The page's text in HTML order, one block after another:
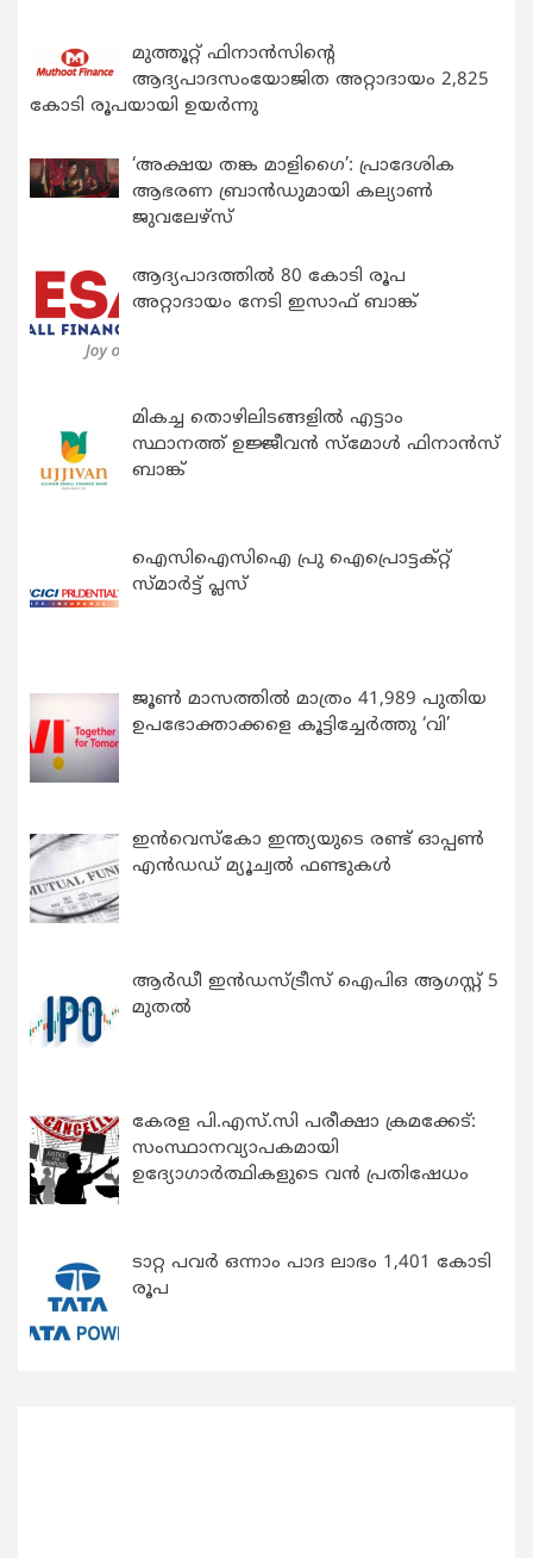
മുത്തൂറ്റ് ഫിനാൻസിന്റെ
ആദ്യപാദസംയോജിത അറ്റാദായം 2,825
കോടി രൂപയായി ഉയർന്നു
‘അക്ഷയ തങ്ക മാളിഗൈ’: പ്രാദേശിക
ആഭരണ ബ്രാന്‍ഡുമായി കല്യാണ്‍
ജുവലേഴ്‌സ്
ആദ്യപാദത്തിൽ 80 കോടി രൂപ
അറ്റാദായം നേടി ഇസാഫ് ബാങ്ക്
മികച്ച തൊഴിലിടങ്ങളിൽ എട്ടാം
സ്ഥാനത്ത് ഉജ്ജീവൻ സ്മോൾ ഫിനാൻസ്
ബാങ്ക്
ഐസിഐസിഐ പ്രു ഐപ്രൊട്ടക്റ്റ്
സ്മാർട്ട് പ്ലസ്
ജൂൺ മാസത്തിൽ മാത്രം 41,989 പുതിയ
ഉപഭോക്താക്കളെ കൂട്ടിച്ചേർത്തു ‘വി’
ഇന്‍വെസ്കോ ഇന്ത്യയുടെ രണ്ട് ഓപ്പണ്‍
എന്‍ഡഡ് മ്യൂച്വല്‍ ഫണ്ടുകള്‍
ആർഡീ ഇൻഡസ്ട്രീസ് ഐപിഒ ആഗസ്റ്റ് 5
മുതൽ
കേരള പി.എസ്.സി പരീക്ഷാ ക്രമക്കേട്:
സംസ്ഥാനവ്യാപകമായി
ഉദ്യോഗാര്‍ത്ഥികളുടെ വന്‍ പ്രതിഷേധം
ടാറ്റ പവർ ഒന്നാം പാദ ലാഭം 1,401 കോടി
രൂപ